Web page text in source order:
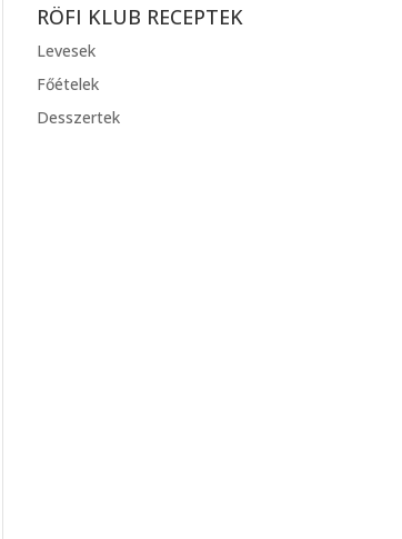
RÖFI KLUB RECEPTEK
Levesek
Főételek
Desszertek